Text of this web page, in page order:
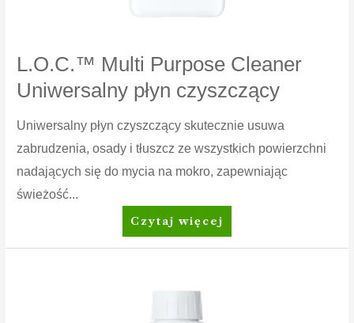
L.O.C.™ Multi Purpose Cleaner
Uniwersalny płyn czyszczący
Uniwersalny płyn czyszczący skutecznie usuwa
zabrudzenia, osady i tłuszcz ze wszystkich powierzchni
nadających się do mycia na mokro, zapewniając
świeżość...
L.O.C.™
Multi
Uniwersalny
Czytaj więcej